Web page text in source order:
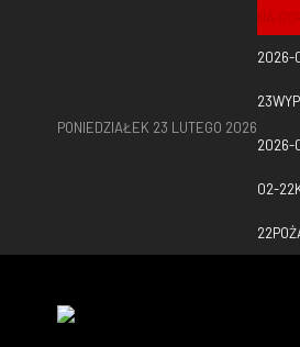
PONIEDZIAŁEK 23 LUTEGO 2026
NA
2026-
23
2026-
02-22
22